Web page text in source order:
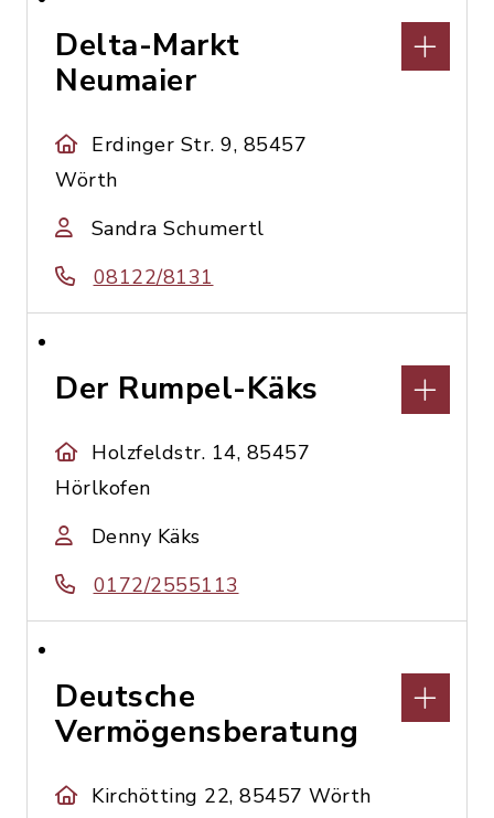
Delta-Markt
Neumaier
Erdinger Str. 9, 85457
Wörth
Sandra Schumertl
08122/8131
Der Rumpel-Käks
Holzfeldstr. 14, 85457
Hörlkofen
Denny Käks
0172/2555113
Deutsche
Vermögensberatung
Kirchötting 22, 85457 Wörth